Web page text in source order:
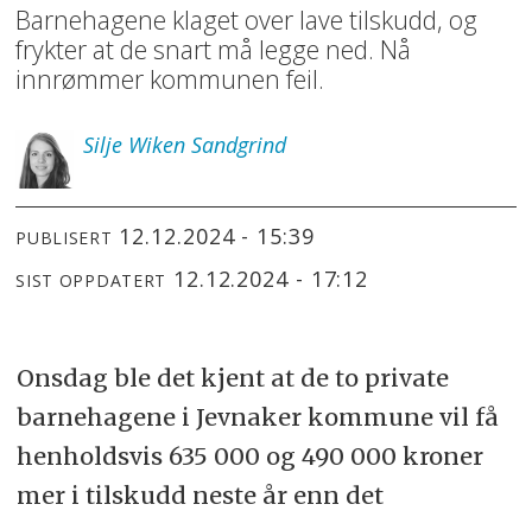
Barnehagene klaget over lave tilskudd, og
frykter at de snart må legge ned. Nå
innrømmer kommunen feil.
Silje Wiken Sandgrind
PUBLISERT 12.12.2024 - 15:39
SIST OPPDATERT 12.12.2024 - 17:12
Onsdag ble det kjent at de to private
barnehagene i Jevnaker kommune vil få
henholdsvis 635 000 og 490 000 kroner
mer i tilskudd neste år enn det